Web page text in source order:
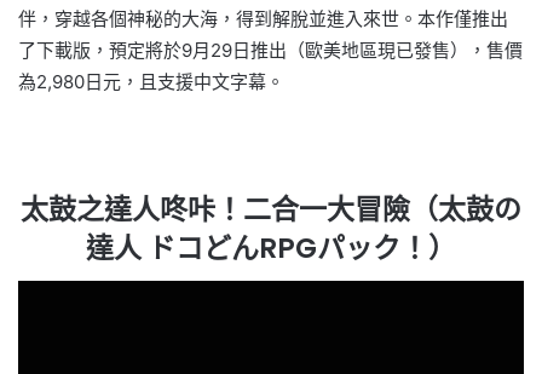
伴，穿越各個神秘的大海，得到解脫並進入來世。本作僅推出
了下載版，預定將於9月29日推出（歐美地區現已發售），售價
為2,980日元，且支援中文字幕。
太鼓之達人咚咔！二合一大冒險（太鼓の
達人 ドコどんRPGパック！）